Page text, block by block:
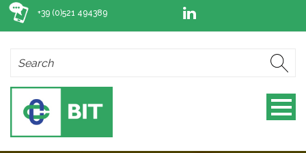
+39 (0)521 494389